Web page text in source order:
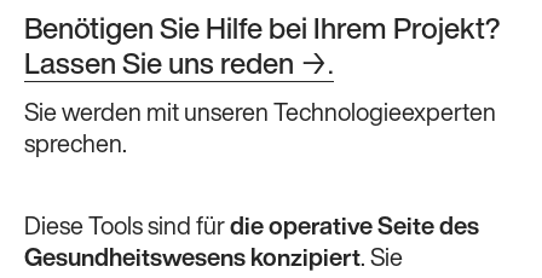
Benötigen Sie Hilfe bei Ihrem Projekt?
Lassen Sie uns reden →.
Sie werden mit unseren Technologieexperten
sprechen.
Diese Tools sind für die operative Seite des
Gesundheitswesens konzipiert. Sie